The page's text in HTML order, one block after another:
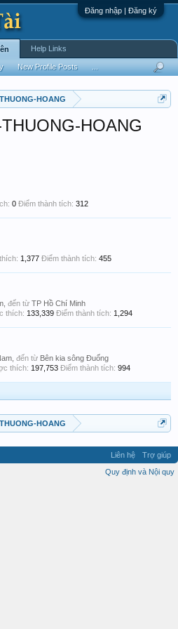
Đăng nhập | Đăng ký
HOANG
HOANG
0 Điểm thành tích: 312
1,377 Điểm thành tích: 455
đến từ TP Hồ Chí Minh
thích: 133,339 Điểm thành tích: 1,294
đến từ Bên kia sông Đuống
thích: 197,753 Điểm thành tích: 994
HOANG
New Profile Posts
Help Links
Liên hệ
Trợ giúp
Quy định và Nội quy